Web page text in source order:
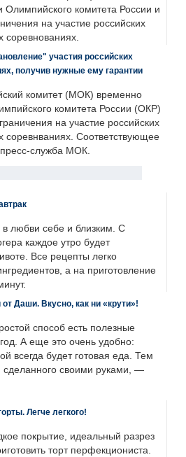
Олимпийского комитета России и
на участие российских
соревнованиях.
участия российских
получив нужные ему гарантии
комитет (МОК) временно
комитета России (ОКР)
на участие российских
соревнваниях. Соответствующее
пресс-служба МОК.
любви себе и близким. С
каждое утро будет
Все рецепты легко
а на приготовление
Даши. Вкусно, как ни «крути»!
способ есть полезные
А еще это очень удобно:
всегда будет готовая еда. Тем
сделанного своими руками, —
Легче легкого!
покрытие, идеальный разрез
торт перфекциониста.